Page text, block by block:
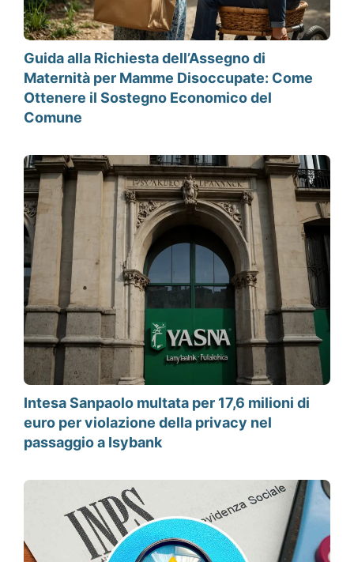
Guida alla Richiesta dell’Assegno di
Maternità per Mamme Disoccupate: Come
Ottenere il Sostegno Economico del
Comune
Intesa Sanpaolo multata per 17,6 milioni di
euro per violazione della privacy nel
passaggio a Isybank